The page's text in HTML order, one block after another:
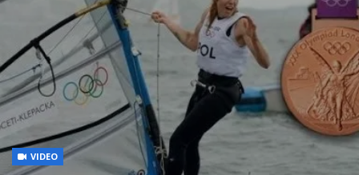
VIDEO